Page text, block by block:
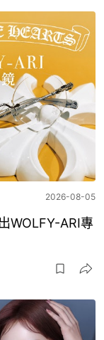
2026-08-05
WOLFY-ARI專